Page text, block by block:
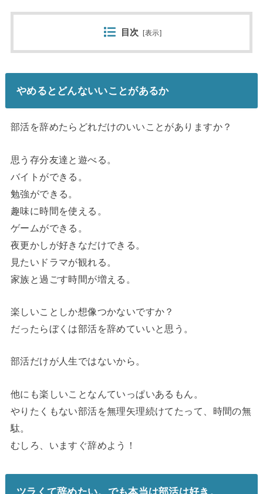
目次 [表示]
やめるとどんないいことがあるか
部活を辞めたらどれだけのいいことがありますか？
思う存分友達と遊べる。
バイトができる。
勉強ができる。
趣味に時間を使える。
ゲームができる。
夜更かしが好きなだけできる。
見たいドラマが観れる。
家族と過ごす時間が増える。
楽しいことしか想像つかないですか？
だったらぼくは部活を辞めていいと思う。
部活だけが人生ではないから。
他にも楽しいことなんていっぱいあるもん。
やりたくもない部活を無理矢理続けてたって、時間の無
駄。
むしろ、いますぐ辞めよう！
ツラくて辞めたい。でも本当は部活は好き。